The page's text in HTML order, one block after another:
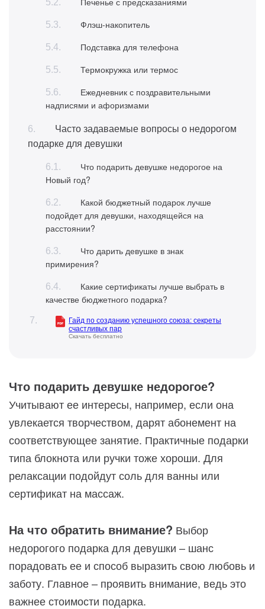
Флэш-накопитель
Подставка для телефона
Термокружка или термос
Ежедневник с поздравительными
надписями и афоризмами
Часто задаваемые вопросы о недорогом
подарке для девушки
Что подарить девушке недорогое на
Новый год?
Какой бюджетный подарок лучше
подойдет для девушки, находящейся на
расстоянии?
Что дарить девушке в знак
примирения?
Какие сертификаты лучше выбрать в
качестве бюджетного подарка?
Гайд по созданию успешного союза: секреты
счастливых пар
Скачать бесплатно
Что подарить девушке недорогое?
Учитывают ее интересы, например, если она
увлекается творчеством, дарят абонемент на
соответствующее занятие. Практичные подарки
типа блокнота или ручки тоже хороши. Для
релаксации подойдут соль для ванны или
сертификат на массаж.
На что обратить внимание? Выбор
недорогого подарка для девушки – шанс
порадовать ее и способ выразить свою любовь и
заботу. Главное – проявить внимание, ведь это
важнее стоимости подарка.